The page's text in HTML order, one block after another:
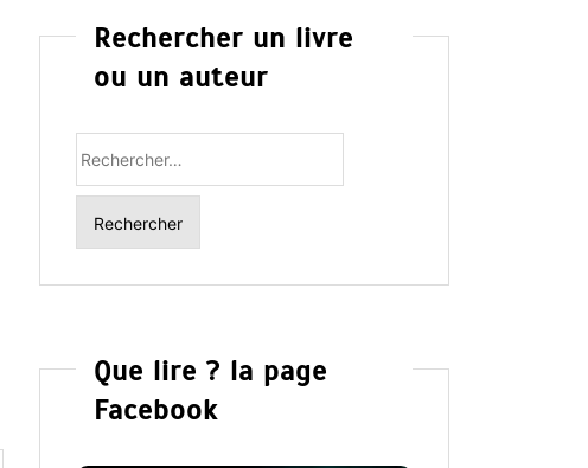
Rechercher un livre
ou un auteur
Que lire ? la page
Facebook